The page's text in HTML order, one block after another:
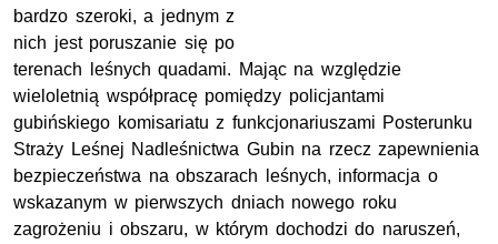
bardzo szeroki, a jednym z
nich jest poruszanie się po
terenach leśnych quadami. Mając na względzie
wieloletnią współpracę pomiędzy policjantami
gubińskiego komisariatu z funkcjonariuszami Posterunku
Straży Leśnej Nadleśnictwa Gubin na rzecz zapewnienia
bezpieczeństwa na obszarach leśnych, informacja o
wskazanym w pierwszych dniach nowego roku
zagrożeniu i obszaru, w którym dochodzi do naruszeń,